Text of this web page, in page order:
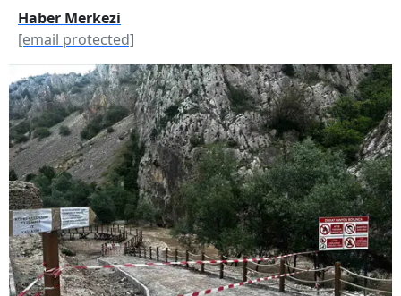
Haber Merkezi
[email protected]